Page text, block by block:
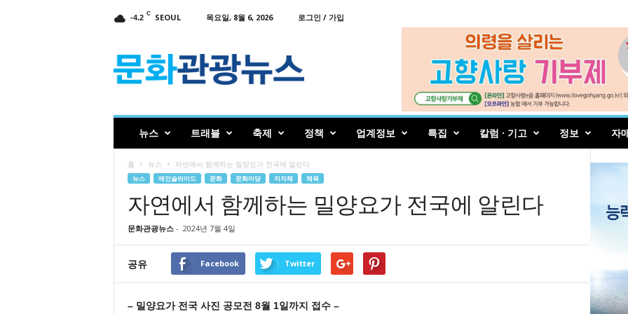
-4.2 C SEOUL 목요일, 8월 6, 2026
로그인 / 가입
넷
신
뉴스 트래블 축제 정책 업계정보 특집 칼럼 · 기고 정보 자
홈 뉴스 자연에서 함께하는 밀양요가 전국에 알린다
뉴스 메인슬라이드 문화 문화마당 지자체 체육
자연에서 함께하는 밀양요가 전국에 알린다
문화관광뉴스- 2024년 7월 4일
공유 Facebook Twitter
– 밀양요가 전국 사진 공모전 8월 1일까지 접수 –